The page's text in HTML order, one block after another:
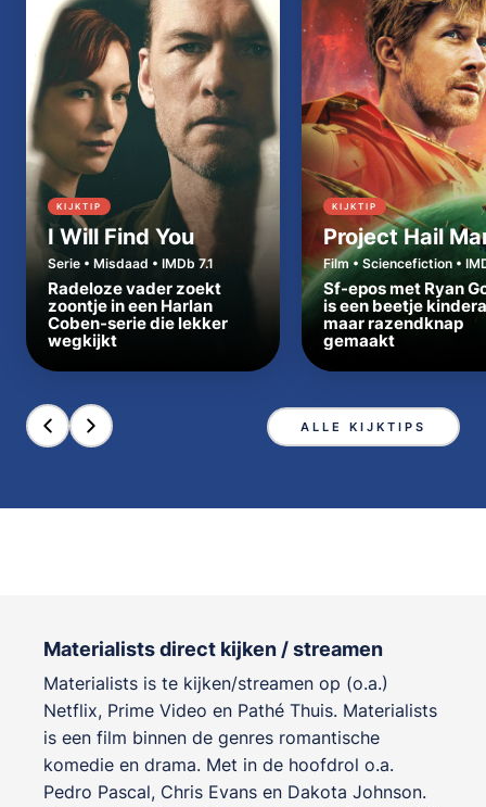
KIJKTIP
I Will Find You
Serie • Misdaad • IMDb 7.1
Radeloze vader zoekt
zoontje in een Harlan
Coben-serie die lekker
wegkijkt
KIJKTIP
Project Hail
Film • Sciencefiction •
Sf-epos met Ryan
is een beetje
maar razendknap
gemaakt
ALLE KIJKTIPS
Materialists direct kijken / streamen
Materialists is te kijken/streamen op (o.a.)
Netflix, Prime Video en Pathé Thuis. Materialists
is een film binnen de genres romantische
komedie en drama. Met in de hoofdrol o.a.
Pedro Pascal, Chris Evans en Dakota Johnson.